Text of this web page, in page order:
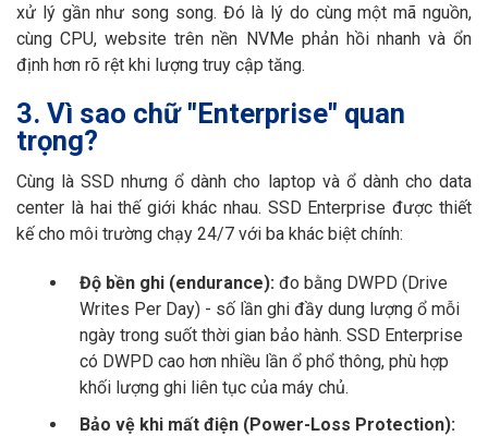
xử lý gần như song song. Đó là lý do cùng một mã nguồn,
cùng CPU, website trên nền NVMe phản hồi nhanh và ổn
định hơn rõ rệt khi lượng truy cập tăng.
3. Vì sao chữ "Enterprise" quan
trọng?
Cùng là SSD nhưng ổ dành cho laptop và ổ dành cho data
center là hai thế giới khác nhau. SSD Enterprise được thiết
kế cho môi trường chạy 24/7 với ba khác biệt chính:
Độ bền ghi (endurance): đo bằng DWPD (Drive
Writes Per Day) - số lần ghi đầy dung lượng ổ mỗi
ngày trong suốt thời gian bảo hành. SSD Enterprise
có DWPD cao hơn nhiều lần ổ phổ thông, phù hợp
khối lượng ghi liên tục của máy chủ.
Bảo vệ khi mất điện (Power-Loss Protection):